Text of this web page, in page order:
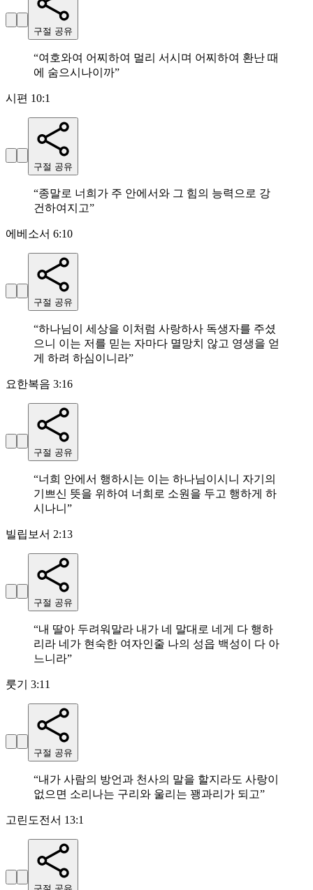
구절 공유
“여호와여 어찌하여 멀리 서시며 어찌하여 환난 때
에 숨으시나이까”
시편 10:1
구절 공유
“종말로 너희가 주 안에서와 그 힘의 능력으로 강
건하여지고”
에베소서 6:10
구절 공유
“하나님이 세상을 이처럼 사랑하사 독생자를 주셨
으니 이는 저를 믿는 자마다 멸망치 않고 영생을 얻
게 하려 하심이니라”
요한복음 3:16
구절 공유
“너희 안에서 행하시는 이는 하나님이시니 자기의
기쁘신 뜻을 위하여 너희로 소원을 두고 행하게 하
시나니 ”
빌립보서 2:13
구절 공유
“내 딸아 두려워말라 내가 네 말대로 네게 다 행하
리라 네가 현숙한 여자인줄 나의 성읍 백성이 다 아
느니라”
룻기 3:11
구절 공유
“내가 사람의 방언과 천사의 말을 할지라도 사랑이
없으면 소리나는 구리와 울리는 꽹과리가 되고”
고린도전서 13:1